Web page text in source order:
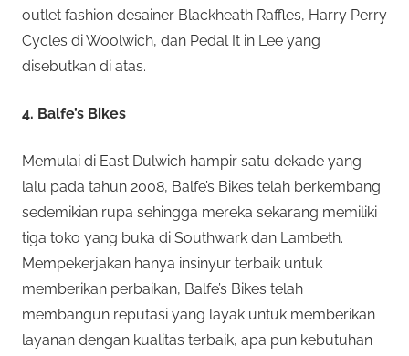
outlet fashion desainer Blackheath Raffles, Harry Perry
Cycles di Woolwich, dan Pedal It in Lee yang
disebutkan di atas.
4. Balfe’s Bikes
Memulai di East Dulwich hampir satu dekade yang
lalu pada tahun 2008, Balfe’s Bikes telah berkembang
sedemikian rupa sehingga mereka sekarang memiliki
tiga toko yang buka di Southwark dan Lambeth.
Mempekerjakan hanya insinyur terbaik untuk
memberikan perbaikan, Balfe’s Bikes telah
membangun reputasi yang layak untuk memberikan
layanan dengan kualitas terbaik, apa pun kebutuhan